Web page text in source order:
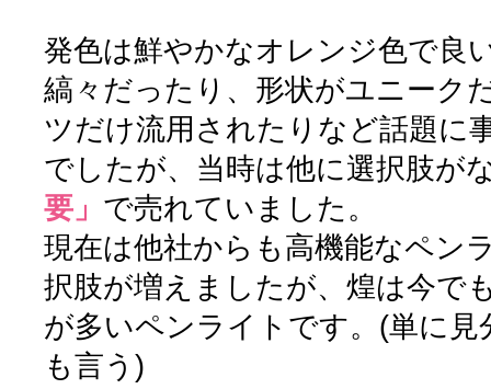
発色は鮮やかなオレンジ色で良
縞々だったり、形状がユニーク
ツだけ流用されたりなど話題に
でしたが、当時は他に選択肢が
要」 で売れていました。
現在は他社からも高機能なペン
択肢が増えましたが、煌は今で
が多いペンライトです。(単に
も言う)